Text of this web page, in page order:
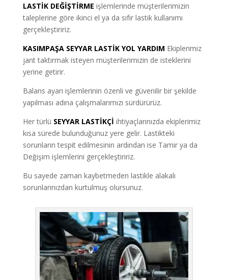
LASTİK DEĞİŞTİRME işlemlerinde müşterilerimizin
taleplerine göre ikinci el ya da sıfır lastik kullanımı
gerçekleştiririz.
KASIMPAŞA SEYYAR LASTİK YOL YARDIM Ekiplerimiz
jant taktırmak isteyen müşterilerimizin de isteklerini
yerine getirir.
Balans ayarı işlemlerinin özenli ve güvenilir bir şekilde
yapılması adına çalışmalarımızı sürdürürüz.
Her türlü SEYYAR LASTİKÇİ ihtiyaçlarınızda ekiplerimiz
kısa sürede bulunduğunuz yere gelir. Lastikteki
sorunların tespit edilmesinin ardından ise Tamir ya da
Değişim işlemlerini gerçekleştiririz.
Bu sayede zaman kaybetmeden lastikle alakalı
sorunlarınızdan kurtulmuş olursunuz.